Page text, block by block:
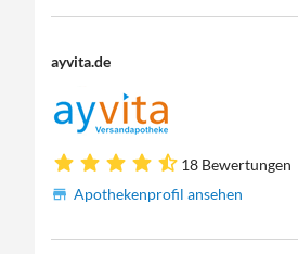
ayvita.de
18 Bewertungen
Apothekenprofil ansehen